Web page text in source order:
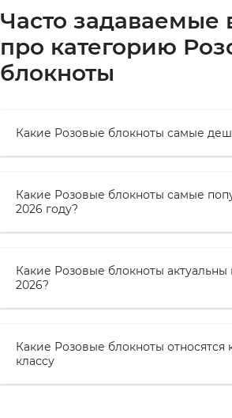
Часто задаваемые
про категорию
блокноты
Какие Розовые блокноты самые
Какие Розовые блокноты самые
2026 году?
Какие Розовые блокноты актуальны
2026?
Какие Розовые блокноты относятся
классу